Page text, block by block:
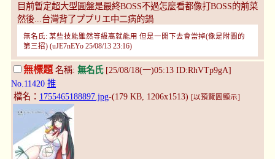
目前暫定超大型圓盤是最終BOSS不過怎麼看都像打BOSS的前菜
然後...台灣背了ププリエ中二病的鍋
無名氏: 某些技能雖然等級高就能用 但是一開下去會當掉(像是附圖的
第三招) (uJE7nEYo 25/08/13 23:16)
無標題 名稱: 無名氏[25/08/18(一)05:13 ID:RhVTp9gA]
No.11420 推
檔名： 1755465188897.jpg-(179 KB, 1206x1513) [以預覽圖顯示]